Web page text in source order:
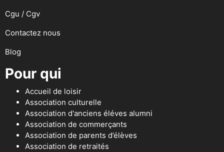
Cgu / Cgv
Contactez nous
Blog
Pour qui
Accueil de loisir
Association culturelle
Association d'anciens éléves alumni
Association de commerçants
Association de parents d’élèves
Association de retraités